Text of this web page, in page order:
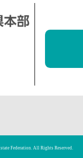
Federation. All Rights Reserved.